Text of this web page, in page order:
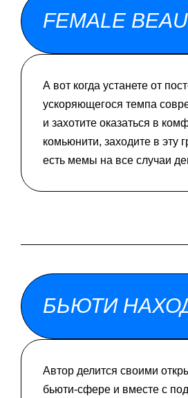
FEMALE
А вот когда устанете от
ускоряющегося темпа
и захотите оказаться в
комьюнити, заходите в эту
есть мемы на все случаи
БЬЮТИ
Автор делится своими
бьюти-сфере и вместе с